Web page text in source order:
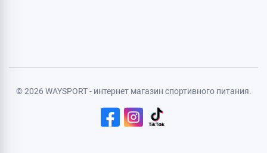
Логистический партнер